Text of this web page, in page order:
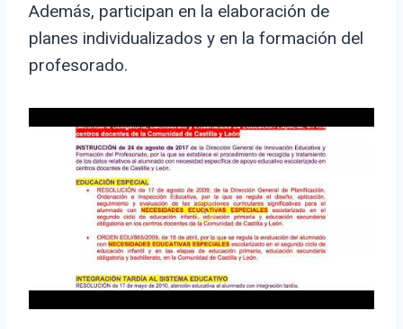
Además, participan en la elaboración de
planes individualizados y en la formación del
profesorado.